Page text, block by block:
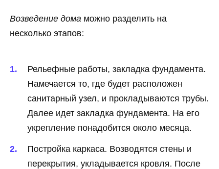
Возведение дома можно разделить на
несколько этапов:
Рельефные работы, закладка фундамента.
Намечается то, где будет расположен
санитарный узел, и прокладываются трубы.
Далее идет закладка фундамента. На его
укрепление понадобится около месяца.
Постройка каркаса. Возводятся стены и
перекрытия, укладывается кровля. После